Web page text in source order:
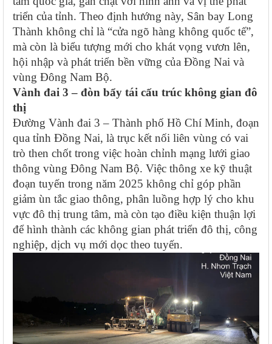
triển của tỉnh. Theo định hướng này, Sân bay Long
Thành không chỉ là “cửa ngõ hàng không quốc tế”,
mà còn là biểu tượng mới cho khát vọng vươn lên,
hội nhập và phát triển bền vững của Đồng Nai và
vùng Đông Nam Bộ.
Vành đai 3 – đòn bẩy tái cấu trúc không gian đô
thị
Đường Vành đai 3 – Thành phố Hồ Chí Minh, đoạn
qua tỉnh Đồng Nai, là trục kết nối liên vùng có vai
trò then chốt trong việc hoàn chỉnh mạng lưới giao
thông vùng Đông Nam Bộ. Việc thông xe kỹ thuật
đoạn tuyến trong năm 2025 không chỉ góp phần
giảm ùn tắc giao thông, phân luồng hợp lý cho khu
vực đô thị trung tâm, mà còn tạo điều kiện thuận lợi
để hình thành các không gian phát triển đô thị, công
nghiệp, dịch vụ mới dọc theo tuyến.